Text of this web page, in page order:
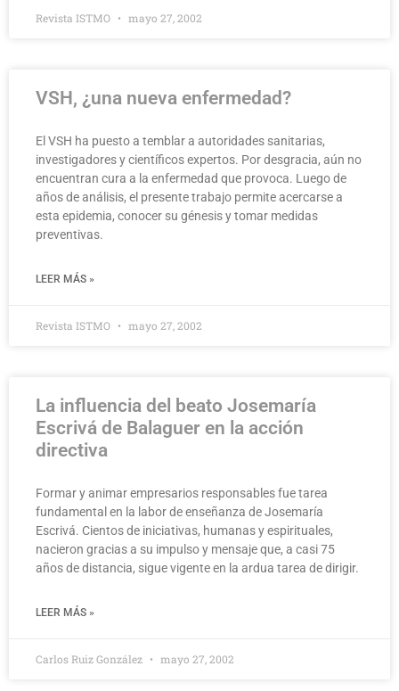
Revista ISTMO mayo 27, 2002
VSH, ¿una nueva enfermedad?
El VSH ha puesto a temblar a autoridades sanitarias,
investigadores y científicos expertos. Por desgracia, aún no
encuentran cura a la enfermedad que provoca. Luego de
años de análisis, el presente trabajo permite acercarse a
esta epidemia, conocer su génesis y tomar medidas
preventivas.
LEER MÁS »
Revista ISTMO mayo 27, 2002
La influencia del beato Josemaría
Escrivá de Balaguer en la acción
directiva
Formar y animar empresarios responsables fue tarea
fundamental en la labor de enseñanza de Josemaría
Escrivá. Cientos de iniciativas, humanas y espirituales,
nacieron gracias a su impulso y mensaje que, a casi 75
años de distancia, sigue vigente en la ardua tarea de dirigir.
LEER MÁS »
Carlos Ruiz González mayo 27, 2002